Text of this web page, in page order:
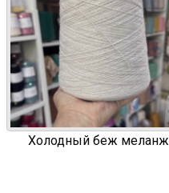
Холодный беж меланж